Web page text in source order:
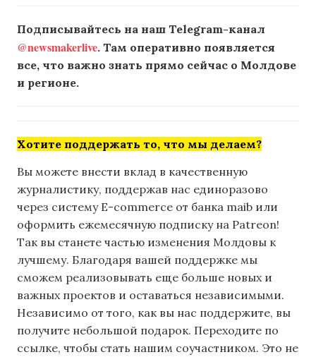
Подписывайтесь на наш Telegram-канал
@newsmakerlive. Там оперативно появляется
все, что важно знать прямо сейчас о Молдове
и регионе.
Хотите поддержать то, что мы делаем?
Вы можете внести вклад в качественную
журналистику, поддержав нас единоразово
через систему E-commerce от банка maib или
оформить ежемесячную подписку на Patreon!
Так вы станете частью изменения Молдовы к
лучшему. Благодаря вашей поддержке мы
сможем реализовывать еще больше новых и
важных проектов и оставаться независимыми.
Независимо от того, как вы нас поддержите, вы
получите небольшой подарок. Переходите по
ссылке, чтобы стать нашим соучастником. Это не